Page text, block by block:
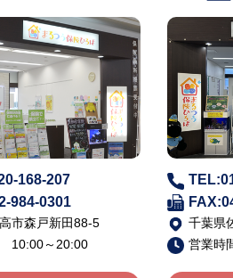
168-207
984-0301
市森戸新田88-5
10:00～20:00
千葉県
営業時